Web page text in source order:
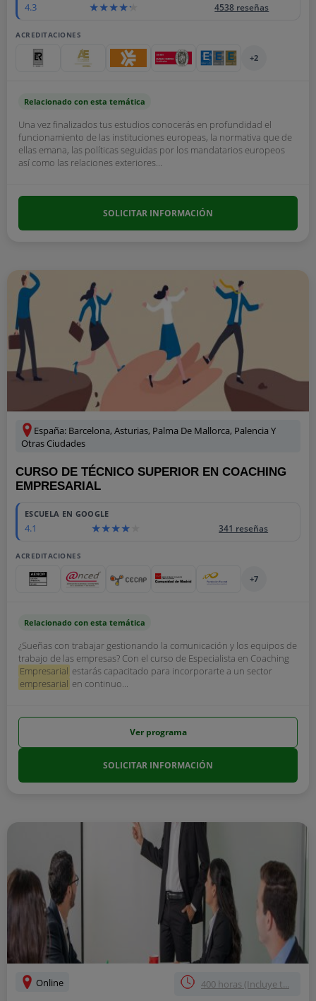
4.3 4538 reseñas
ACREDITACIONES
+2
Relacionado con esta temática
Una vez finalizados tus estudios conocerás en profundidad el
funcionamiento de las instituciones europeas, la normativa que de
ellas emana, las políticas seguidas por los mandatarios europeos
así como las relaciones exteriores...
SOLICITAR INFORMACIÓN
España: Barcelona, Asturias, Palma De Mallorca, Palencia Y
Otras Ciudades
CURSO DE TÉCNICO SUPERIOR EN COACHING
EMPRESARIAL
ESCUELA EN GOOGLE
4.1 341 reseñas
ACREDITACIONES
+7
Relacionado con esta temática
¿Sueñas con trabajar gestionando la comunicación y los equipos de
trabajo de las empresas? Con el curso de Especialista en Coaching
Empresarial estarás capacitado para incorporarte a un sector
empresarial en continuo...
Ver programa
SOLICITAR INFORMACIÓN
Online 400 horas (Incluye t...